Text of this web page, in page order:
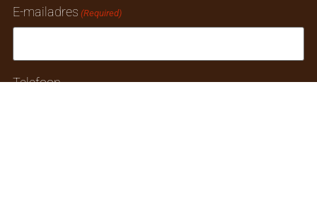
E-mailadres (Required)
Telefoon